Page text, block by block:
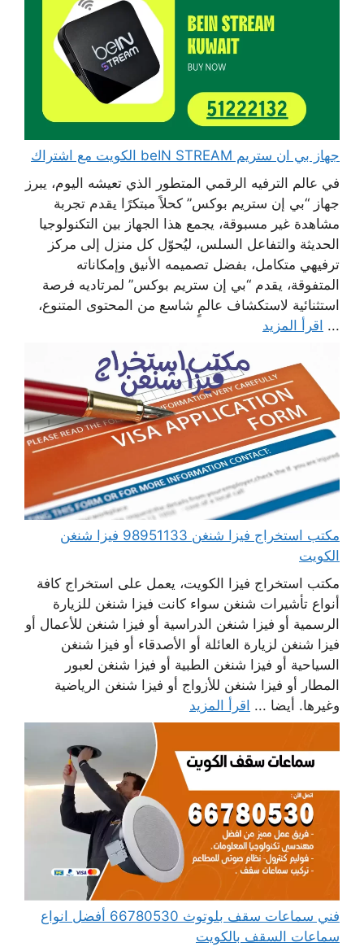
جهاز بي ان ستريم beIN STREAM الكويت مع اشتراك
في عالم الترفيه الرقمي المتطور الذي تعيشه اليوم، يبرز
جهاز “بي إن ستريم بوكس” كحلاً مبتكرًا يقدم تجربة
مشاهدة غير مسبوقة، يجمع هذا الجهاز بين التكنولوجيا
الحديثة والتفاعل السلس، ليُحوّل كل منزل إلى مركز
ترفيهي متكامل، بفضل تصميمه الأنيق وإمكاناته
المتفوقة، يقدم “بي إن ستريم بوكس” لمرتاديه فرصة
استثنائية لاستكشاف عالمٍ شاسع من المحتوى المتنوع،
... اقرأ المزيد
مكتب استخراج فيزا شنغن 98951133 فيزا شنغن
الكويت
مكتب استخراج فيزا الكويت، يعمل على استخراج كافة
أنواع تأشيرات شنغن سواء كانت فيزا شنغن للزيارة
الرسمية أو فيزا شنغن الدراسية أو فيزا شنغن للأعمال أو
فيزا شنغن لزيارة العائلة أو الأصدقاء أو فيزا شنغن
السياحية أو فيزا شنغن الطبية أو فيزا شنغن لعبور
المطار أو فيزا شنغن للأزواج أو فيزا شنغن الرياضية
وغيرها. أيضا ... اقرأ المزيد
فني سماعات سقف بلوتوث 66780530 أفضل انواع
سماعات السقف بالكويت